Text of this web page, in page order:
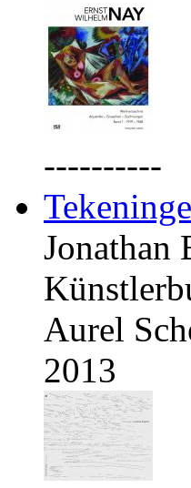
----------
Jonathan
Aurel
2013